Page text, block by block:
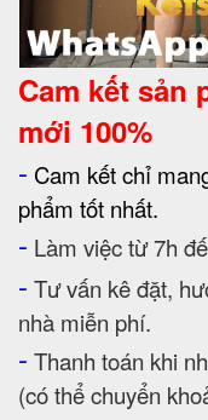
Cam kết sản
mới 100%
- Cam kết chỉ
phẩm tốt nhất.
- Làm việc từ 7h
- Tư vấn kê đặt,
nhà miễn phí.
- Thanh toán khi
(có thể chuyển